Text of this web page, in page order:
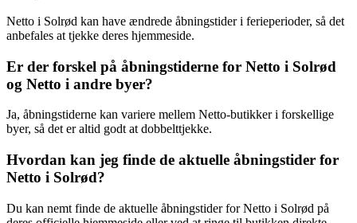
Netto i Solrød kan have ændrede åbningstider i ferieperioder, så det
anbefales at tjekke deres hjemmeside.
Er der forskel på åbningstiderne for Netto i Solrød
og Netto i andre byer?
Ja, åbningstiderne kan variere mellem Netto-butikker i forskellige
byer, så det er altid godt at dobbelttjekke.
Hvordan kan jeg finde de aktuelle åbningstider for
Netto i Solrød?
Du kan nemt finde de aktuelle åbningstider for Netto i Solrød på